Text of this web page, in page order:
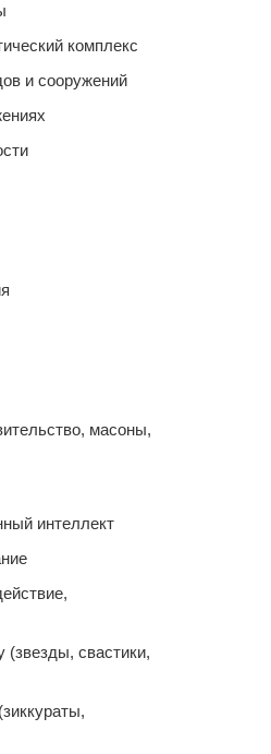
комплекс
и сооружений
масоны,
интеллект
(звезды, свастики,